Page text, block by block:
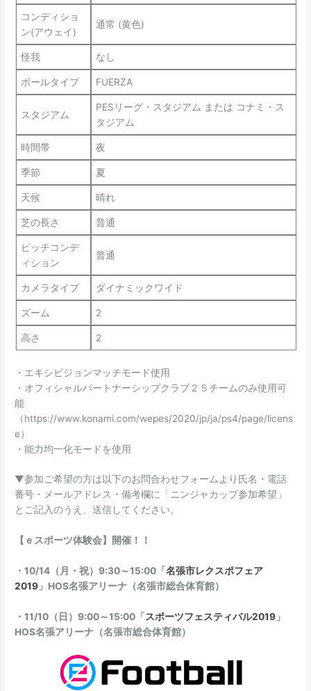
コンディショ
ン(アウェイ)
通常 (黄色)
怪我 なし
ボールタイプ FUERZA
スタジアム
PESリーグ・スタジアム または コナミ・ス
タジアム
時間帯 夜
季節 夏
天候 晴れ
芝の長さ 普通
ピッチコンデ
ィション
普通
カメラタイプ ダイナミックワイド
ズーム 2
高さ 2
・エキシビジョンマッチモード使用
・オフィシャルパートナーシップクラブ２５チームのみ使用可
能
（https://www.konami.com/wepes/2020/jp/ja/ps4/page/licens
e）
・能力均一化モードを使用
▼参加ご希望の方は以下のお問合わせフォームより氏名・電話
番号・メールアドレス・備考欄に「ニンジャカップ参加希望」
とご記入のうえ、送信してください。
【ｅスポーツ体験会】開催！！
・10/14（月・祝）9:30～15:00「名張市レクスポフェア
2019 」HOS名張アリーナ（名張市総合体育館）
・11/10（日）9:00～15:00「 スポーツフェスティバル2019 」
HOS名張アリーナ（名張市総合体育館）